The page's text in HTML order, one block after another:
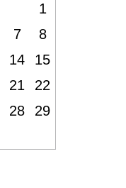
1
7
8
14
15
21
22
28
29